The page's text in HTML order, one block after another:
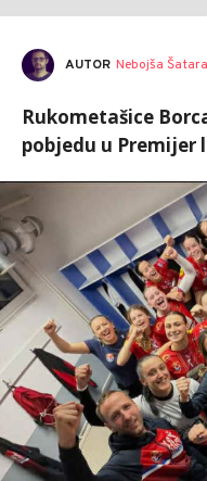
AUTOR Nebojša Šatara
Rukometašice
pobjedu u Premijer